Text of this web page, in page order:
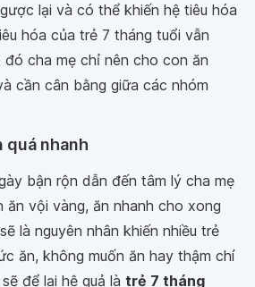
lại và có thể khiến hệ tiêu hóa
hóa của trẻ 7 tháng tuổi vẫn
cha mẹ chỉ nên cho con ăn
cần cân bằng giữa các nhóm
quá nhanh
bận rộn dẫn đến tâm lý cha mẹ
ăn vội vàng, ăn nhanh cho xong
là nguyên nhân khiến nhiều trẻ
ăn, không muốn ăn hay thậm chí
để lại hệ quả là trẻ 7 tháng